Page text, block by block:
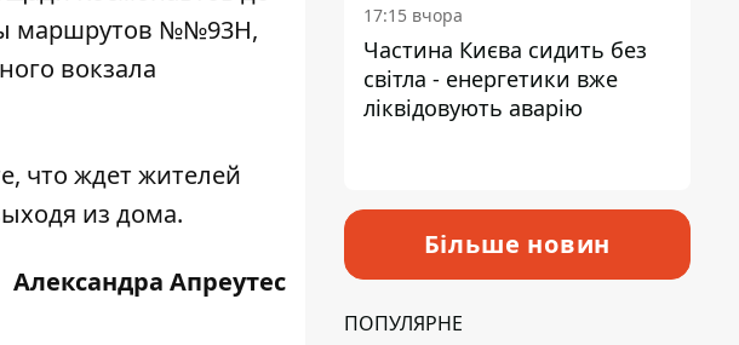
маршрутов №№93Н,
вокзала
что ждет жителей
из дома.
Александра Апреутес
17:15 вчора
Частина Києва сидить без
світла - енергетики вже
ліквідовують аварію
Більше новин
ПОПУЛЯРНЕ